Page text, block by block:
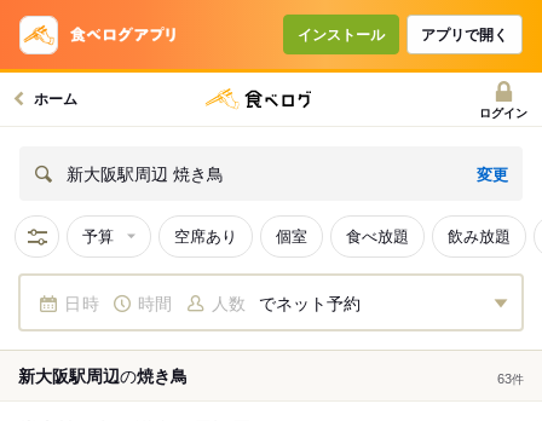
インストール アプリで開く
ホーム
ログイン
新大阪駅周辺 焼き鳥 変更
予算 空席あり 個室 食べ放題 飲み放題
日時 時間 人数 でネット予約
新大阪駅周辺の焼き鳥 63件